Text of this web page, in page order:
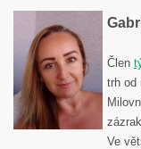
Člen
trh od
Ve